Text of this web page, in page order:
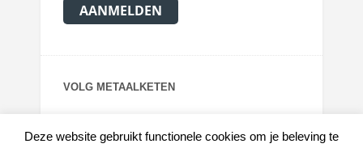
VOLG METAALKETEN
Deze website gebruikt functionele cookies om je beleving te